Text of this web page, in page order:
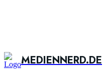
MEDIENNERD.DE